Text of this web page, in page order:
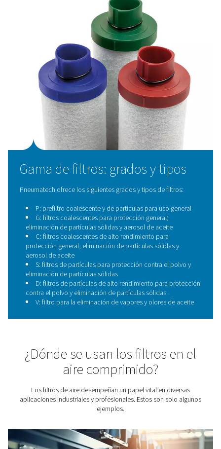
Proteger las partes sensibles en los equipos
de la contaminación
Proteja y aumente la eficiencia de sus secadores
Pureza de aire garantizada
Alto nivel de control de contaminantes.
Cumpla con los requisitos de la clase ISO 8573-1.
Preste atención a los contaminantes que puedan
durante la compresión y distribución del aire.
Las ventajas de elegir
Pneumatech
Nuestra completa línea de filtros se basa en medios
únicos y patentados para reducir eficazmente todo
contaminación. Nuestra mejor tecnología de su clase
una serie de ventajas:
Los núcleos de los filtros de acero inoxidable
rendimiento mejorados garantizan una resistencia
reducido riesgo de implosión
Los nuevos materiales mejorados garantizan
prolonga la vida útil del filtro
Los cartuchos se han diseñado para garantizar
correcto
Los filtros Pneumatech se han sometido a
exhaustivas y cumplen con las últimas normas
Los filtros Pneumatech están validados de
independiente por TÜV.